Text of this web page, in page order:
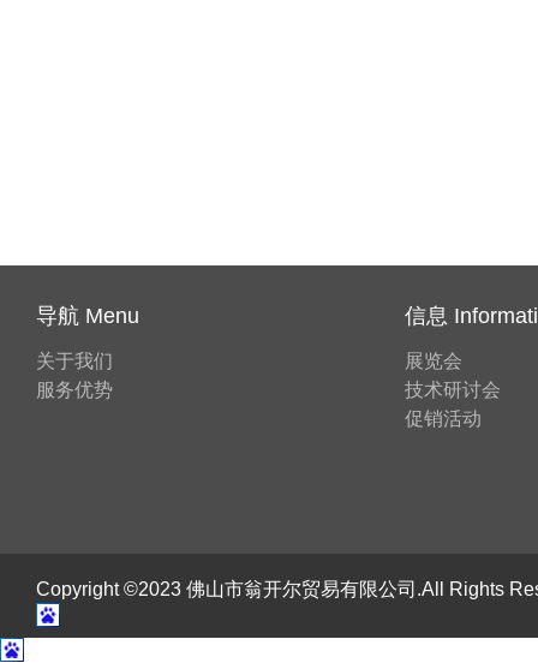
导航 Menu
关于我们
服务优势
信息
展览会
技术研讨会
促销活动
Copyright ©2023 佛山市翁开尔贸易有限公司.All Rights